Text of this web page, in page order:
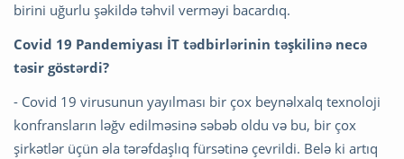
birini uğurlu şəkildə təhvil verməyi bacardıq.
Covid 19 Pandemiyası İT tədbirlərinin təşkilinə necə
təsir göstərdi?
- Covid 19 virusunun yayılması bir çox beynəlxalq texnoloji
konfransların ləğv edilməsinə səbəb oldu və bu, bir çox
şirkətlər üçün əla tərəfdaşlıq fürsətinə çevrildi. Belə ki artıq